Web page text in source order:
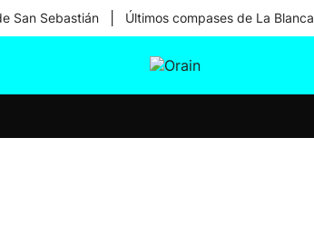
San Sebastián Últimos compases de La Blanca